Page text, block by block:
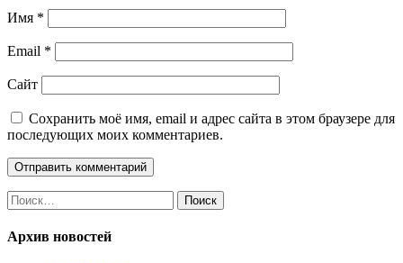
Имя *
Email *
Сайт
Сохранить моё имя, email и адрес сайта в этом браузере для
последующих моих комментариев.
Найти:
Архив новостей